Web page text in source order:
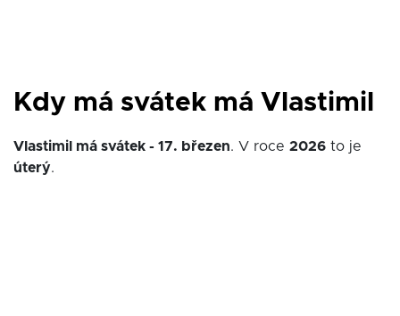
Kdy má svátek má Vlastimil
Vlastimil má svátek - 17. březen. V roce 2026 to je
úterý.